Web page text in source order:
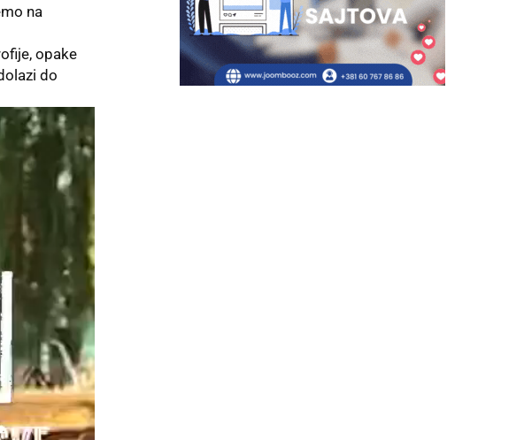
na
opake
do